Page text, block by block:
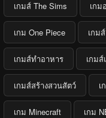
เกมส์ The Sims เก
เกม One Piece เกม
เกมส์ทำอาหาร เกมส์
เกมส์สร้างสวนสัตว์ เ
เกม Minecraft เกม